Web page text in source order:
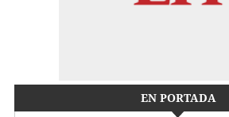
EN PORTADA